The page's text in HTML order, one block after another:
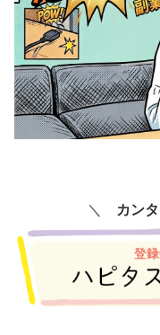
＼ カン